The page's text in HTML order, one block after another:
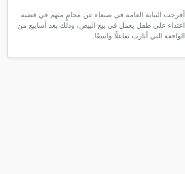
أفرجت النيابة العامة في صنعاء عن محامٍ متهم في قضية
اعتداء على طفل يعمل في بيع البيض، وذلك بعد أسابيع من
الواقعة التي أثارت تفاعلًا واسعًا.